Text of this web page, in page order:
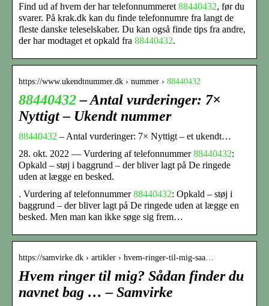
Find ud af hvem der har telefonnummeret 88440432, før du
svarer. På krak.dk kan du finde telefonnumre fra langt de
fleste danske teleselskaber. Du kan også finde tips fra andre,
der har modtaget et opkald fra 88440432.
https://www.ukendtnummer.dk › nummer › 88440432
88440432– Antal vurderinger: 7×
Nyttigt – Ukendt nummer
88440432 – Antal vurderinger: 7× Nyttigt – et ukendt…
28. okt. 2022 — Vurdering af telefonnummer88440432:
Opkald – støj i baggrund – der bliver lagt på De ringede
uden at lægge en besked.
. Vurdering af telefonnummer88440432: Opkald – støj i
baggrund – der bliver lagt på De ringede uden at lægge en
besked. Men man kan ikke søge sig frem…
https://samvirke.dk › artikler › hvem-ringer-til-mig-saa…
Hvem ringer til mig? Sådan finder du
navnet bag … – Samvirke